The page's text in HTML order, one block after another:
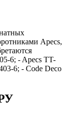
Apecs,
6; - Apecs TT-
6; - Code Deco